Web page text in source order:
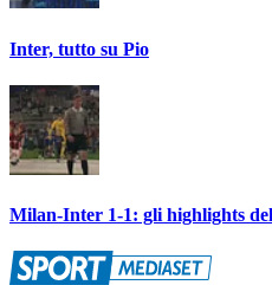
Inter, tutto su Pio
Milan-Inter 1-1: gli highlights